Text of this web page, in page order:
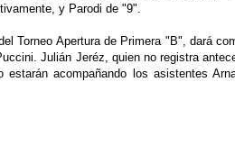
y Parodi de "9".
Torneo Apertura de Primera "B", dará
Julián Jeréz, quien no registra
acompañando los asistentes